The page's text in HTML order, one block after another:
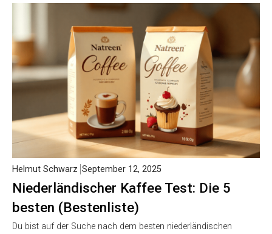
Niederländischer Kaffee Test: Die 5
besten (Bestenliste)
Helmut Schwarz September 12, 2025
Du bist auf der Suche nach dem besten niederländischen